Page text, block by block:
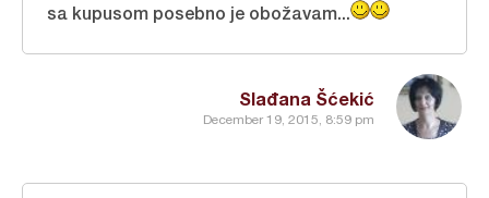
Slađana Šćekić
December 19, 2015, 8:59 pm
sa kupusom posebno je obožavam...